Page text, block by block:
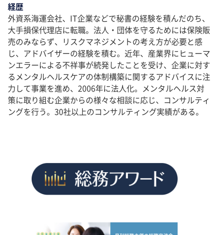
経歴
外資系海運会社、IT企業などで秘書の経験を積んだのち、
大手損保代理店に転職。法人・団体を守るためには保険販
売のみならず、リスクマネジメントの考え方が必要と感
じ、アドバイザーの経験を積む。近年、産業界にヒューマ
ンエラーによる不祥事が続発したことを受け、企業に対す
るメンタルヘルスケアの体制構築に関するアドバイスに注
力して事業を進め、2006年に法人化。メンタルヘルス対
策に取り組む企業からの様々な相談に応じ、コンサルティ
ングを行う。30社以上のコンサルティング実績がある。